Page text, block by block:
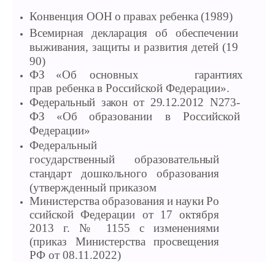
Конвенция ООН о правах ребенка (1989)
Всемирная декларация об обеспечении
выживания, защиты и развития детей (19
90)
ФЗ «Об
основных гарантиях
прав ребенка в Российской Федерации».
Федеральный закон от 29.12.2012 N273-
ФЗ «Обобразовании в Российской
Федерации»
Федеральный
государственныйобразовательный
стандарт
дошкольногообразования
(утвержденный приказом
Министерства образованияинаукиРо
ссийской Федерации от 17 октября
2013 г. № 1155 с изменениями
(приказ Министерства просвещения
РФ от 08.11.2022)